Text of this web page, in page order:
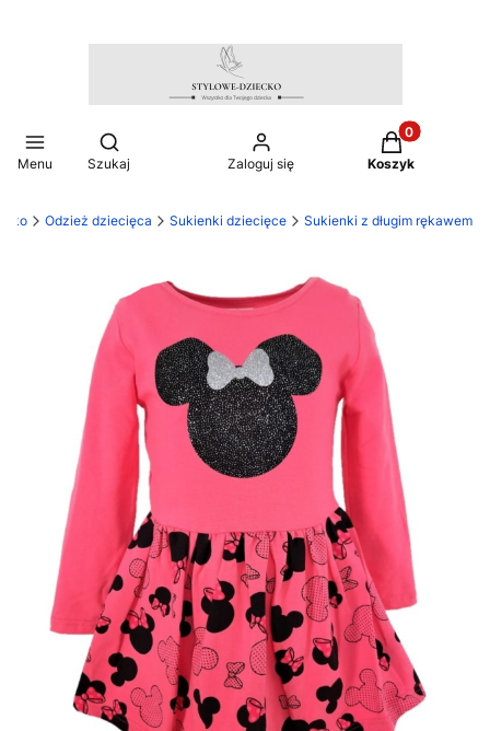
Menu
Otwórz wyszukiwarkę
Szukaj Zaloguj się
Produkty w
Koszyk
Odzież dziecięca Sukienki dziecięce Sukienki z długim rękawem